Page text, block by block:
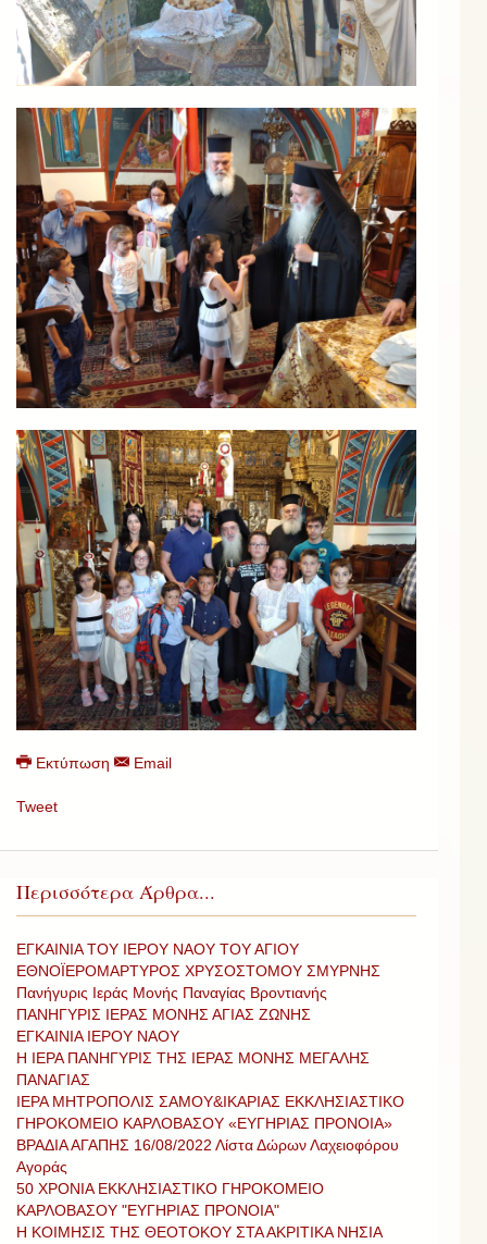
Εκτύπωση Email
Tweet
Περισσότερα Άρθρα...
ΕΓΚΑΙΝΙΑ ΤΟΥ ΙΕΡΟΥ ΝΑΟΥ ΤΟΥ ΑΓΙΟΥ
ΕΘΝΟΪΕΡΟΜΑΡΤΥΡΟΣ ΧΡΥΣΟΣΤΟΜΟΥ ΣΜΥΡΝΗΣ
Πανήγυρις Ιεράς Μονής Παναγίας Βροντιανής
ΠΑΝΗΓΥΡΙΣ ΙΕΡΑΣ ΜΟΝΗΣ ΑΓΙΑΣ ΖΩΝΗΣ
ΕΓΚΑΙΝΙΑ ΙΕΡΟΥ ΝΑΟΥ
Η ΙΕΡΑ ΠΑΝΗΓΥΡΙΣ ΤΗΣ ΙΕΡΑΣ ΜΟΝΗΣ ΜΕΓΑΛΗΣ
ΠΑΝΑΓΙΑΣ
ΙΕΡΑ ΜΗΤΡΟΠΟΛΙΣ ΣΑΜΟΥ&ΙΚΑΡΙΑΣ ΕΚΚΛΗΣΙΑΣΤΙΚΟ
ΓΗΡΟΚΟΜΕΙΟ ΚΑΡΛΟΒΑΣΟΥ «ΕΥΓΗΡΙΑΣ ΠΡΟΝΟΙΑ»
ΒΡΑΔΙΑ ΑΓΑΠΗΣ 16/08/2022 Λίστα Δώρων Λαχειοφόρου
Αγοράς
50 ΧΡΟΝΙΑ ΕΚΚΛΗΣΙΑΣΤΙΚΟ ΓΗΡΟΚΟΜΕΙΟ
ΚΑΡΛΟΒΑΣΟΥ "ΕΥΓΗΡΙΑΣ ΠΡΟΝΟΙΑ"
Η ΚΟΙΜΗΣΙΣ ΤΗΣ ΘΕΟΤΟΚΟΥ ΣΤΑ ΑΚΡΙΤΙΚΑ ΝΗΣΙΑ